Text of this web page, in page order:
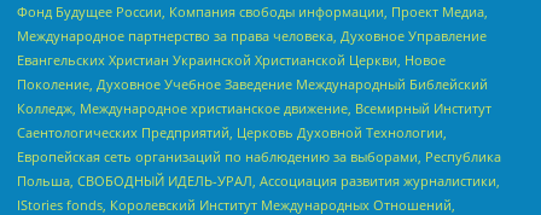
Фонд Будущее России, Компания свободы информации, Проект Медиа,
Международное партнерство за права человека, Духовное Управление
Евангельских Христиан Украинской Христианской Церкви, Новое
Поколение, Духовное Учебное Заведение Международный Библейский
Колледж, Международное христианское движение, Всемирный Институт
Саентологических Предприятий, Церковь Духовной Технологии,
Европейская сеть организаций по наблюдению за выборами, Республика
Польша, СВОБОДНЫЙ ИДЕЛЬ-УРАЛ, Ассоциация развития журналистики,
IStories fonds, Королевский Институт Международных Отношений,